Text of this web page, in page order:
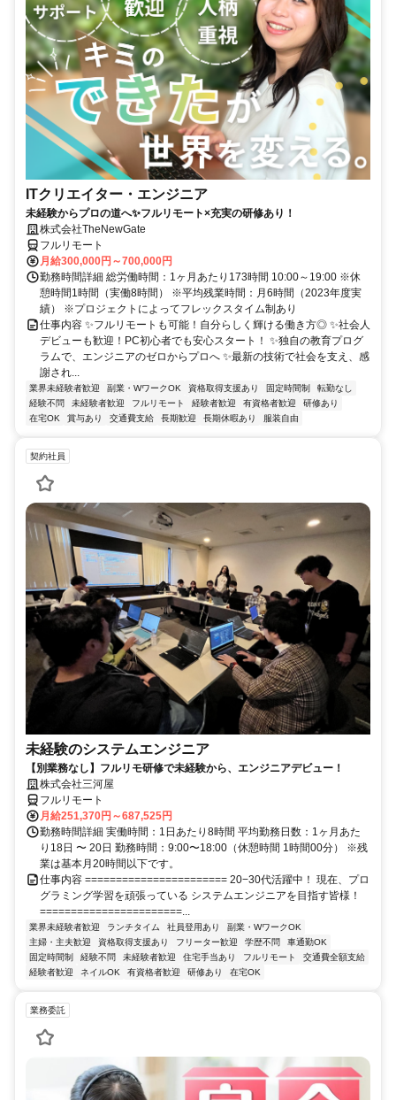
ITクリエイター・エンジニア
未経験からプロの道へ✨フルリモート×充実の研修あり！
株式会社TheNewGate
フルリモート
月給300,000円～700,000円
勤務時間詳細 総労働時間：1ヶ月あたり173時間 10:00～19:00 ※休
憩時間1時間（実働8時間） ※平均残業時間：月6時間（2023年度実
績） ※プロジェクトによってフレックスタイム制あり
仕事内容 ✨フルリモートも可能！自分らしく輝ける働き方◎ ✨社会人
デビューも歓迎！PC初心者でも安心スタート！ ✨独自の教育プログ
ラムで、エンジニアのゼロからプロへ ✨最新の技術で社会を支え、感
謝され...
業界未経験者歓迎 副業・WワークOK 資格取得支援あり 固定時間制
転勤なし
経験不問
未経験者歓迎 フルリモート 経験者歓迎 有資格者歓迎
研修あり
在宅OK
賞与あり 交通費支給 長期歓迎 長期休暇あり 服装自由
契約社員
未経験のシステムエンジニア
【別業務なし】フルリモ研修で未経験から、エンジニアデビュー！
株式会社三河屋
フルリモート
月給251,370円～687,525円
勤務時間詳細 実働時間：1日あたり8時間 平均勤務日数：1ヶ月あた
り18日 〜 20日 勤務時間：9:00〜18:00（休憩時間 1時間00分） ※残
業は基本月20時間以下です。
仕事内容 ======================= 20−30代活躍中！ 現在、プロ
グラミング学習を頑張っている システムエンジニアを目指す皆様！
=======================...
業界未経験者歓迎 ランチタイム 社員登用あり
副業・WワークOK
主婦・主夫歓迎
資格取得支援あり フリーター歓迎 学歴不問
車通勤OK
固定時間制
経験不問 未経験者歓迎 住宅手当あり フルリモート
交通費全額支給
経験者歓迎
ネイルOK 有資格者歓迎 研修あり 在宅OK
業務委託